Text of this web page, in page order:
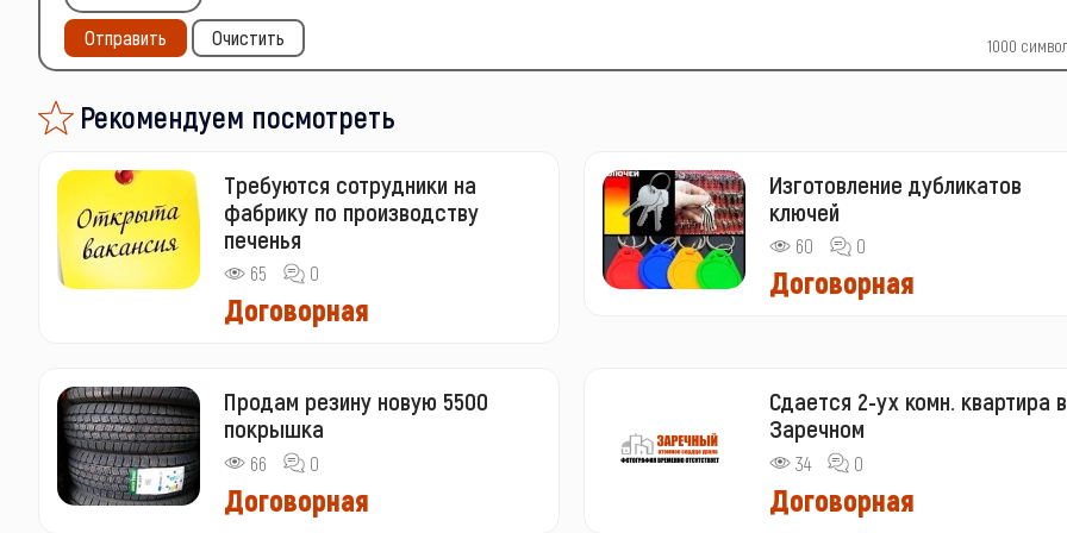
1000
Отправить Очистить
Рекомендуем посмотреть
Требуются сотрудники на
фабрику по производству
печенья
65 0
Договорная
Изготовление дубликатов
ключей
60 0
Договорная
Продам резину новую 5500
покрышка
66 0
Договорная
Сдается 2-ух комн. квартира в
Заречном
34 0
Договорная